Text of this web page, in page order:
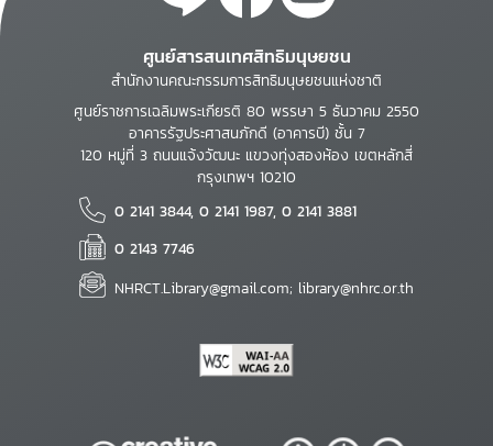
ศูนย์สารสนเทศสิทธิมนุษยชน
สำนักงานคณะกรรมการสิทธิมนุษยชนแห่งชาติ
ศูนย์ราชการเฉลิมพระเกียรติ 80 พรรษา 5 ธันวาคม 2550
อาคารรัฐประศาสนภักดี (อาคารบี) ชั้น 7
120 หมู่ที่ 3 ถนนแจ้งวัฒนะ แขวงทุ่งสองห้อง เขตหลักสี่
กรุงเทพฯ 10210
0 2141 3844, 0 2141 1987, 0 2141 3881
0 2143 7746
NHRCT.Library@gmail.com; library@nhrc.or.th